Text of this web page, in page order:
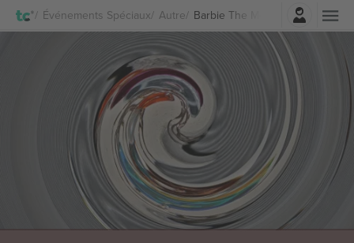
Événements Spéciaux Autre Barbie The Movie In Concert
Connexion